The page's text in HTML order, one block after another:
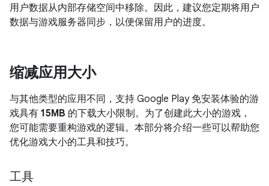
用户数据从内部存储空间中移除。因此，建议您定期将用户
数据与游戏服务器同步，以便保留用户的进度。
缩减应用大小
与其他类型的应用不同，支持 Google Play 免安装体验的游
戏具有 15MB 的下载大小限制。为了创建此大小的游戏，
您可能需要重构游戏的逻辑。本部分将介绍一些可以帮助您
优化游戏大小的工具和技巧。
工具